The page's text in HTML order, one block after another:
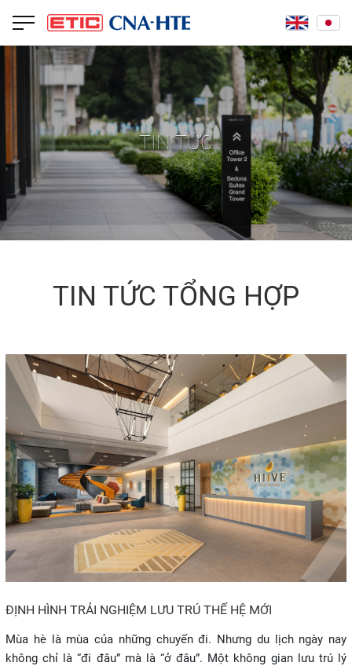
TIN TỨC
TIN TỨC TỔNG HỢP
ĐỊNH HÌNH TRẢI NGHIỆM LƯU TRÚ THẾ HỆ MỚI
Mùa hè là mùa của những chuyến đi. Nhưng du lịch ngày nay
không chỉ là “đi đâu” mà là “ở đâu”. Một không gian lưu trú lý